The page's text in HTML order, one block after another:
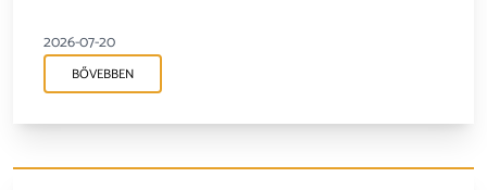
2026-07-20
BŐVEBBEN